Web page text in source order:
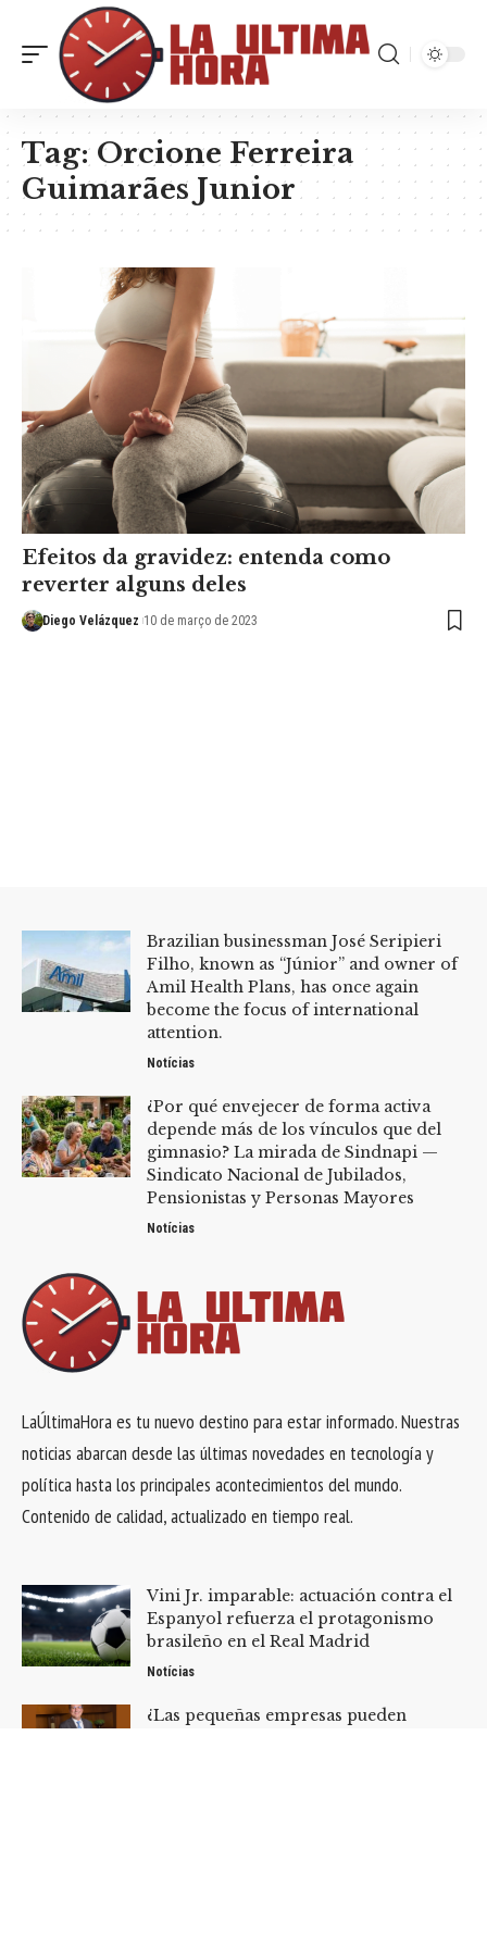
Tag: Orcione Ferreira
Guimarães Junior
Efeitos da gravidez: entenda como
reverter alguns deles
Diego Velázquez 10 de março de 2023
Brazilian businessman José Seripieri
Filho, known as “Júnior” and owner of
Amil Health Plans, has once again
become the focus of international
attention.
Notícias
¿Por qué envejecer de forma activa
depende más de los vínculos que del
gimnasio? La mirada de Sindnapi —
Sindicato Nacional de Jubilados,
Pensionistas y Personas Mayores
Notícias
LaÚltimaHora es tu nuevo destino para estar informado. Nuestras
noticias abarcan desde las últimas novedades en tecnología y
política hasta los principales acontecimientos del mundo.
Contenido de calidad, actualizado en tiempo real.
Vini Jr. imparable: actuación contra el
Espanyol refuerza el protagonismo
brasileño en el Real Madrid
Notícias
¿Las pequeñas empresas pueden